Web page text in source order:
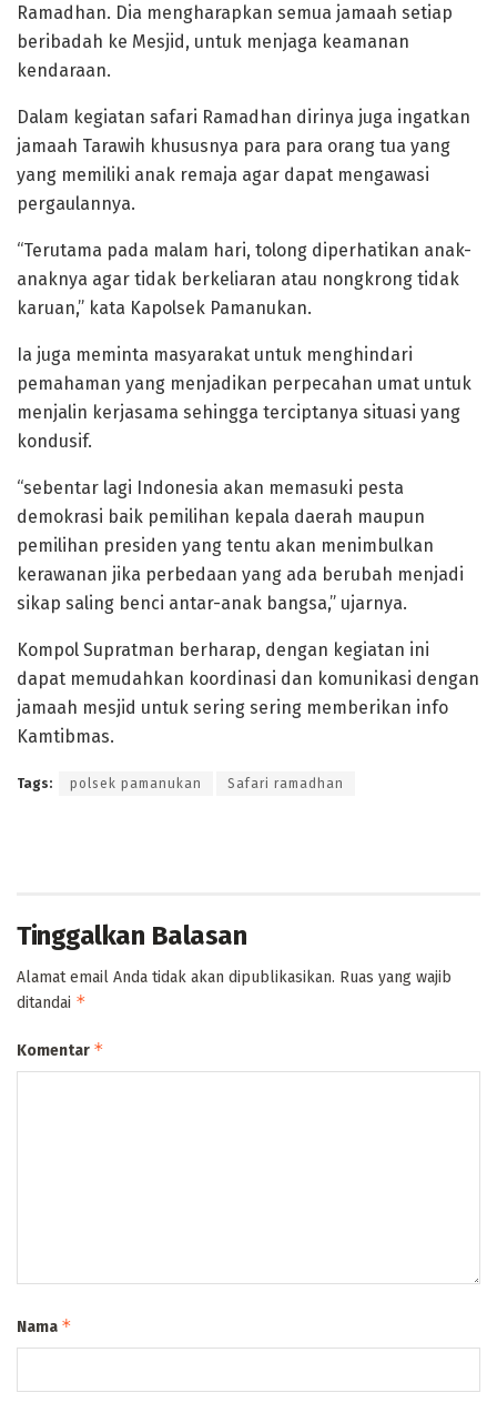
Ramadhan. Dia mengharapkan semua jamaah setiap
beribadah ke Mesjid, untuk menjaga keamanan
kendaraan.
Dalam kegiatan safari Ramadhan dirinya juga ingatkan
jamaah Tarawih khususnya para para orang tua yang
yang memiliki anak remaja agar dapat mengawasi
pergaulannya.
“Terutama pada malam hari, tolong diperhatikan anak-
anaknya agar tidak berkeliaran atau nongkrong tidak
karuan,” kata Kapolsek Pamanukan.
Ia juga meminta masyarakat untuk menghindari
pemahaman yang menjadikan perpecahan umat untuk
menjalin kerjasama sehingga terciptanya situasi yang
kondusif.
“sebentar lagi Indonesia akan memasuki pesta
demokrasi baik pemilihan kepala daerah maupun
pemilihan presiden yang tentu akan menimbulkan
kerawanan jika perbedaan yang ada berubah menjadi
sikap saling benci antar-anak bangsa,” ujarnya.
Kompol Supratman berharap, dengan kegiatan ini
dapat memudahkan koordinasi dan komunikasi dengan
jamaah mesjid untuk sering sering memberikan info
Kamtibmas.
Tags: polsek pamanukan Safari ramadhan
Tinggalkan Balasan
Alamat email Anda tidak akan dipublikasikan. Ruas yang wajib
ditandai *
Komentar *
Nama *